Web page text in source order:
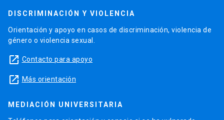
DISCRIMINACIÓN Y VIOLENCIA
Orientación y apoyo en casos de discriminación, violencia de
género o violencia sexual.
launch Contacto para apoyo
launch Más orientación
MEDIACIÓN UNIVERSITARIA